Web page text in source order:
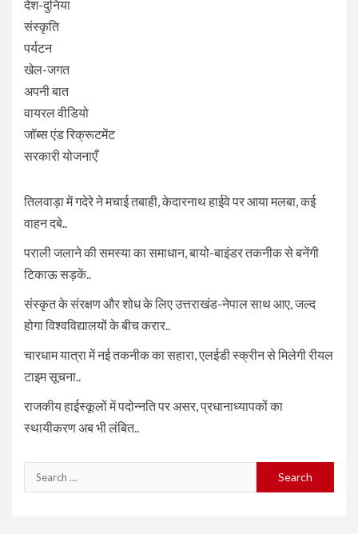
देश-दुनिया
संस्कृति
पर्यटन
खेल-जगत
अपनी बात
वायरल वीडियो
जॉब्स एंड रिक्रूटमेंट
सरकारी योजनाएँ
तिलवाड़ा में गदेरे ने मचाई तबाही, केदारनाथ हाईवे पर आया मलबा, कई
वाहन दबे..
पराली जलाने की समस्या का समाधान, बायो-बाइंडर तकनीक से बनेंगी
टिकाऊ सड़कें..
संस्कृत के संरक्षण और शोध के लिए उत्तराखंड-नेपाल साथ आए, जल्द
होगा विश्वविद्यालयों के बीच करार..
चारधाम यात्रा में नई तकनीक का सहारा, एलईडी स्क्रीन से मिलेगी रीयल
टाइम सूचना..
राजकीय हाईस्कूलों में पदोन्नति पर असर, प्रधानाध्यापकों का
स्थायीकरण अब भी लंबित..
Search
for: